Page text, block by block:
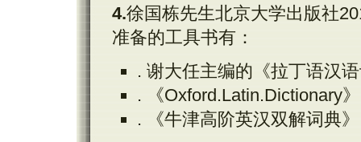
4.徐国栋先生北京大学出版社
准备的工具书有：
. 谢大任主编的《拉丁语汉
.
《Oxford.Latin.Dictionary
.
《牛津高阶英汉双解词典